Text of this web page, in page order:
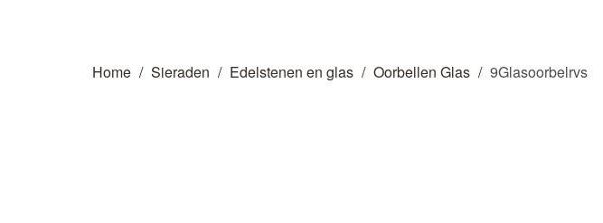
Home Sieraden Edelstenen en glas Oorbellen Glas 9Glasoorbelrvs